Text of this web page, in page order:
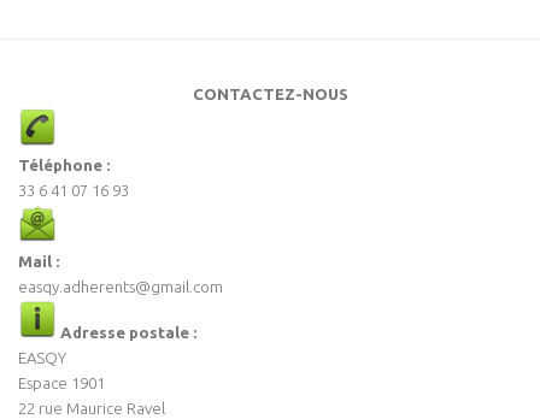
CONTACTEZ-NOUS
Téléphone :
33 6 41 07 16 93
Mail :
easqy.adherents@gmail.com
Adresse postale :
EASQY
Espace 1901
22 rue Maurice Ravel